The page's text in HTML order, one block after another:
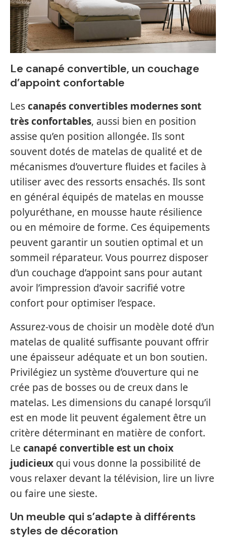
Le canapé convertible, un couchage
d’appoint confortable
Lescanapés convertibles modernes sont
très confortables, aussi bien en position
assise qu’en position allongée. Ils sont
souvent dotés de matelas de qualité et de
mécanismes d’ouverture fluides et faciles à
utiliser avec des ressorts ensachés. Ils sont
en général équipés de matelas en mousse
polyuréthane, en mousse haute résilience
ou en mémoire de forme. Ces équipements
peuvent garantir un soutien optimal et un
sommeil réparateur. Vous pourrez disposer
d’un couchage d’appoint sans pour autant
avoir l’impression d’avoir sacrifié votre
confort pour optimiser l’espace.
Assurez-vous de choisir un modèle doté d’un
matelas de qualité suffisante pouvant offrir
une épaisseur adéquate et un bon soutien.
Privilégiez un système d’ouverture qui ne
crée pas de bosses ou de creux dans le
matelas. Les dimensions du canapé lorsqu’il
est en mode lit peuvent également être un
critère déterminant en matière de confort.
Le canapé convertible est un choix
judicieux qui vous donne la possibilité de
vous relaxer devant la télévision, lire un livre
ou faire une sieste.
Un meuble qui s’adapte à différents
styles de décoration